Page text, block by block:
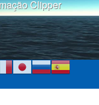
Clipper